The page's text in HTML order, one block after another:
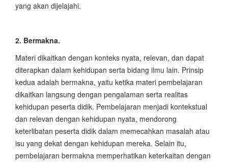
yang akan dijelajahi.
2. Bermakna.
Materi dikaitkan dengan konteks nyata, relevan, dan dapat
diterapkan dalam kehidupan serta bidang ilmu lain. Prinsip
kedua adalah bermakna, yaitu ketika materi pembelajaran
dikaitkan langsung dengan pengalaman serta realitas
kehidupan peserta didik. Pembelajaran menjadi kontekstual
dan relevan dengan kehidupan nyata, mendorong
keterlibatan peserta didik dalam memecahkan masalah atau
isu yang dekat dengan kehidupan mereka. Selain itu,
pembelajaran bermakna memperhatikan keterkaitan dengan